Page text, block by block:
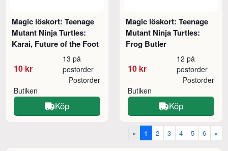
Magic löskort: Teenage
Mutant Ninja Turtles:
Karai, Future of the Foot
10 kr
13 på
postorder
Butiken
Postorder
Köp
Magic löskort: Teenage
Mutant Ninja Turtles:
Frog Butler
10 kr
12 på
postorder
Butiken
Postorder
Köp
« 1 2 3 4 5 6 »